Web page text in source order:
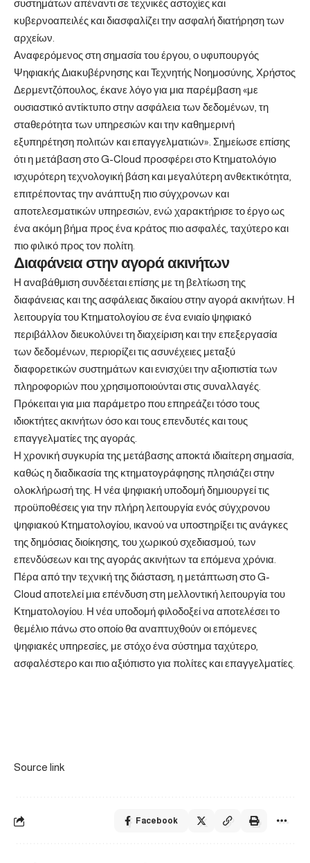
συστημάτων απέναντι σε τεχνικές αστοχίες και
κυβερνοαπειλές και διασφαλίζει την ασφαλή διατήρηση των
αρχείων.
Αναφερόμενος στη σημασία του έργου, ο υφυπουργός
Ψηφιακής Διακυβέρνησης και Τεχνητής Νοημοσύνης, Χρήστος
Δερμεντζόπουλος, έκανε λόγο για μια παρέμβαση «με
ουσιαστικό αντίκτυπο στην ασφάλεια των δεδομένων, τη
σταθερότητα των υπηρεσιών και την καθημερινή
εξυπηρέτηση πολιτών και επαγγελματιών». Σημείωσε επίσης
ότι η μετάβαση στο G-Cloud προσφέρει στο Κτηματολόγιο
ισχυρότερη τεχνολογική βάση και μεγαλύτερη ανθεκτικότητα,
επιτρέποντας την ανάπτυξη πιο σύγχρονων και
αποτελεσματικών υπηρεσιών, ενώ χαρακτήρισε το έργο ως
ένα ακόμη βήμα προς ένα κράτος πιο ασφαλές, ταχύτερο και
πιο φιλικό προς τον πολίτη.
Διαφάνεια στην αγορά ακινήτων
Η αναβάθμιση συνδέεται επίσης με τη βελτίωση της
διαφάνειας και της ασφάλειας δικαίου στην αγορά ακινήτων. Η
λειτουργία του Κτηματολογίου σε ένα ενιαίο ψηφιακό
περιβάλλον διευκολύνει τη διαχείριση και την επεξεργασία
των δεδομένων, περιορίζει τις ασυνέχειες μεταξύ
διαφορετικών συστημάτων και ενισχύει την αξιοπιστία των
πληροφοριών που χρησιμοποιούνται στις συναλλαγές.
Πρόκειται για μια παράμετρο που επηρεάζει τόσο τους
ιδιοκτήτες ακινήτων όσο και τους επενδυτές και τους
επαγγελματίες της αγοράς.
Η χρονική συγκυρία της μετάβασης αποκτά ιδιαίτερη σημασία,
καθώς η διαδικασία της κτηματογράφησης πλησιάζει στην
ολοκλήρωσή της. Η νέα ψηφιακή υποδομή δημιουργεί τις
προϋποθέσεις για την πλήρη λειτουργία ενός σύγχρονου
ψηφιακού Κτηματολογίου, ικανού να υποστηρίξει τις ανάγκες
της δημόσιας διοίκησης, του χωρικού σχεδιασμού, των
επενδύσεων και της αγοράς ακινήτων τα επόμενα χρόνια.
Πέρα από την τεχνική της διάσταση, η μετάπτωση στο G-
Cloud αποτελεί μια επένδυση στη μελλοντική λειτουργία του
Κτηματολογίου. Η νέα υποδομή φιλοδοξεί να αποτελέσει το
θεμέλιο πάνω στο οποίο θα αναπτυχθούν οι επόμενες
ψηφιακές υπηρεσίες, με στόχο ένα σύστημα ταχύτερο,
ασφαλέστερο και πιο αξιόπιστο για πολίτες και επαγγελματίες.
Source link
Facebook